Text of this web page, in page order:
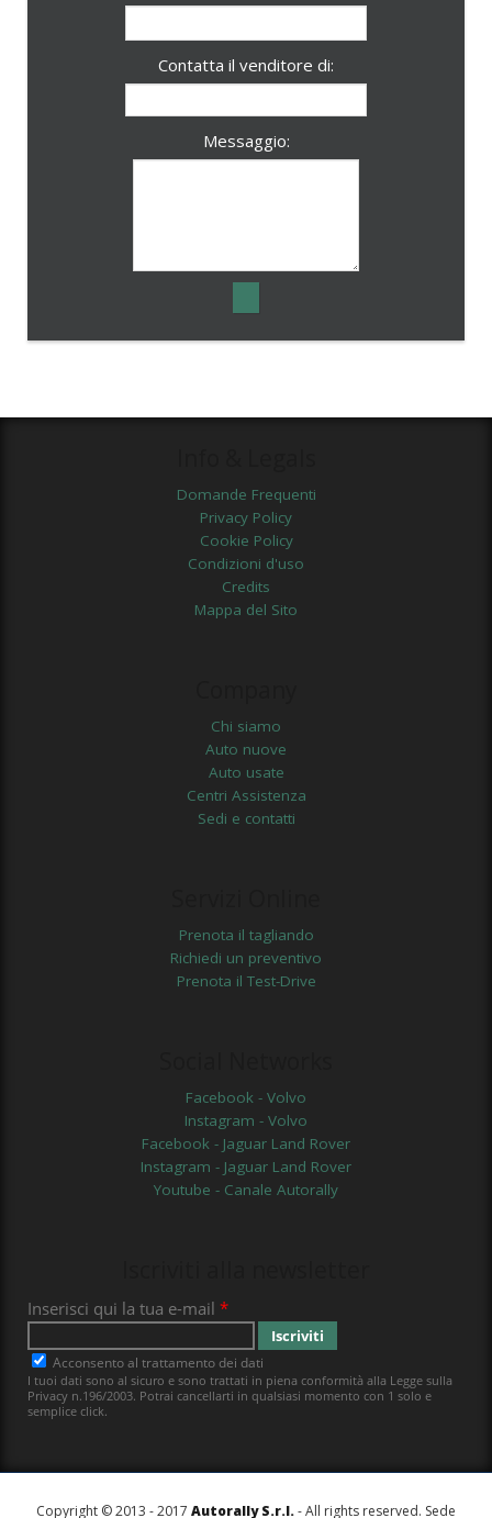
Contatta il venditore di:
Messaggio:
Domande Frequenti
Privacy Policy
Cookie Policy
Condizioni d'uso
Credits
Mappa del Sito
Chi siamo
Auto nuove
Auto usate
Centri Assistenza
Sedi e contatti
Prenota il tagliando
Richiedi un preventivo
Prenota il Test-Drive
Facebook - Volvo
Instagram - Volvo
Facebook - Jaguar Land Rover
Instagram - Jaguar Land Rover
Youtube - Canale Autorally
Copyright © 2013 - 2017 Autorally S.r.l.- All rights reserved. Sede